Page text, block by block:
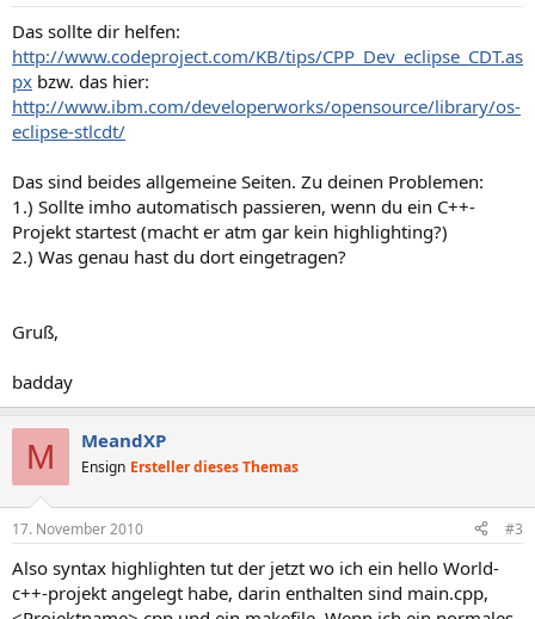
Das sollte dir helfen:
http://www.codeproject.com/KB/tips/CPP_Dev_eclipse_CDT.as
px bzw. das hier:
http://www.ibm.com/developerworks/opensource/library/os-
eclipse-stlcdt/
Das sind beides allgemeine Seiten. Zu deinen Problemen:
1.) Sollte imho automatisch passieren, wenn du ein C++-
Projekt startest (macht er atm gar kein highlighting?)
2.) Was genau hast du dort eingetragen?
Gruß,
badday
M MeandXP
Ensign Ersteller dieses Themas
17. November 2010 #3
Also syntax highlighten tut der jetzt wo ich ein hello World-
c++-projekt angelegt habe, darin enthalten sind main.cpp,